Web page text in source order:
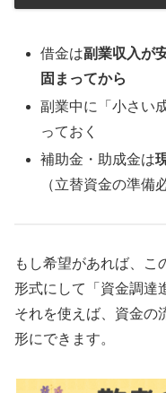
借金は副業収入が
固まってから
副業中に「小さい
っておく
補助金・助成金は
（立替資金の準備
もし希望があれば、こ
形式にして「資金調達
それを使えば、資金の
形にできます。